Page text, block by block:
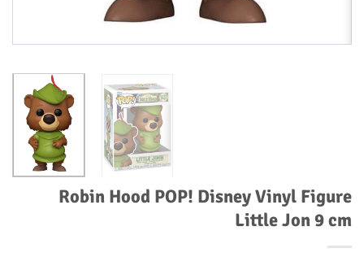
Robin Hood POP! Disney Vinyl Figure
Little Jon 9 cm